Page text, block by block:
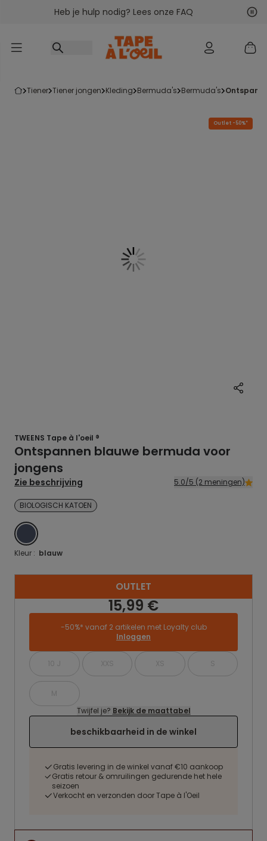
Ga naar inhoudHeb je hulp nodig? Lees onze FAQ
tiener tiener jongen kleding bermuda's bermuda's
Outlet -50%*
TWEENS Tape à l'oeil ®
Ontspannen blauwe bermuda voor
jongens
Zie beschrijving 5.0/5 (2 meningen)
BIOLOGISCH KATOEN
BLAUW
Kleur : blauw
OUTLET
15,99 €
-50%* vanaf 2 artikelen met Loyalty club
Inloggen
10 J XXS XS S
M
Twijfel je? Bekijk de maattabel
beschikbaarheid in de winkel
Gratis levering in de winkel vanaf €10 aankoop
Gratis retour & omruilingen gedurende het hele
seizoen
Verkocht en verzonden door Tape à l'Oeil